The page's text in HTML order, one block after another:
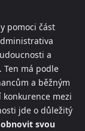
pomoci část
a
Ten má podle
a běžným
konkurence mezi
jde o důležitý
obnovit svou